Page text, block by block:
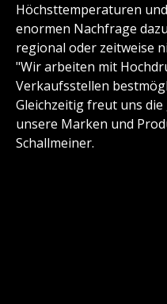
Höchsttemperaturen
enormen Nachfrage
regional oder zeitweise
"Wir arbeiten mit
Verkaufsstellen
Gleichzeitig freut uns
unsere Marken und
Schallmeiner.